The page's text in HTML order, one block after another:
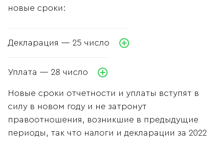
новые сроки:
Декларация — 25 число
Уплата — 28 число
Новые сроки отчетности и уплаты вступят в
силу в новом году и не затронут
правоотношения, возникшие в предыдущие
периоды, так что налоги и декларации за 2022